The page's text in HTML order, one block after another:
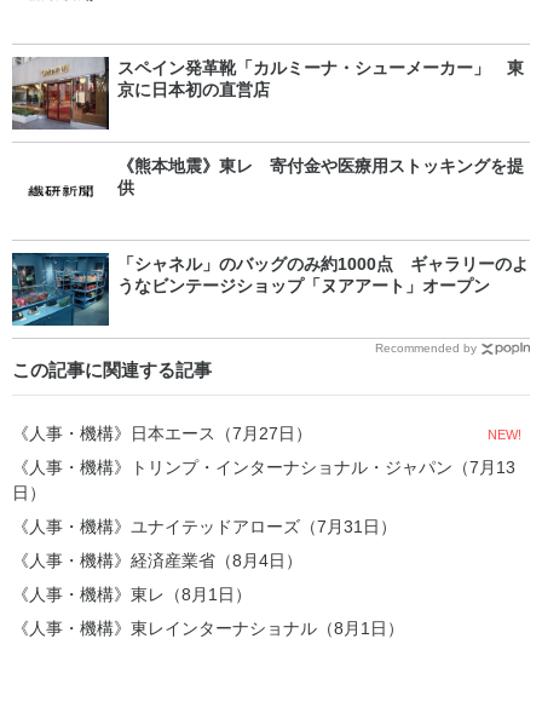
スペイン発革靴「カルミーナ・シューメーカー」 東
京に日本初の直営店
《熊本地震》東レ 寄付金や医療用ストッキングを提
供
「シャネル」のバッグのみ約1000点 ギャラリーのよ
うなビンテージショップ「ヌアアート」オープン
Recommended by
この記事に関連する記事
《人事・機構》日本エース（7月27日） NEW!
《人事・機構》トリンプ・インターナショナル・ジャパン（7月13
日）
《人事・機構》ユナイテッドアローズ（7月31日）
《人事・機構》経済産業省（8月4日）
《人事・機構》東レ（8月1日）
《人事・機構》東レインターナショナル（8月1日）